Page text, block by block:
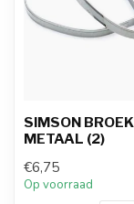
SIMSON
METAAL (2)
€6,75
Op voorraad